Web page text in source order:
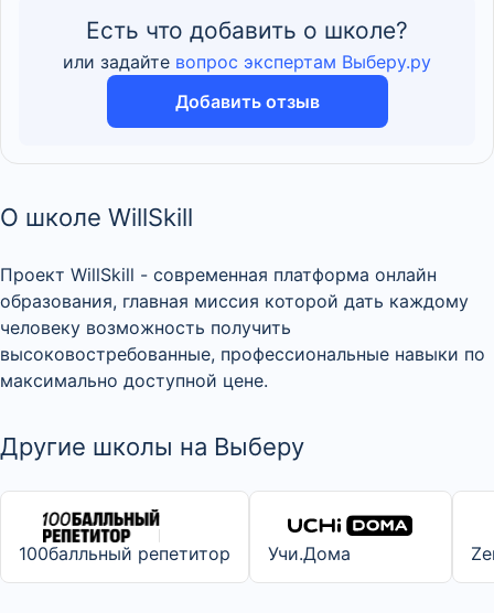
Есть что добавить о школе?
или задайте вопрос экспертам Выберу.ру
Добавить отзыв
О школе WillSkill
Проект WillSkill - современная платформа онлайн
образования, главная миссия которой дать каждому
человеку возможность получить
высоковостребованные, профессиональные навыки по
максимально доступной цене.
Другие школы на Выберу
100балльный репетитор Учи.Дома